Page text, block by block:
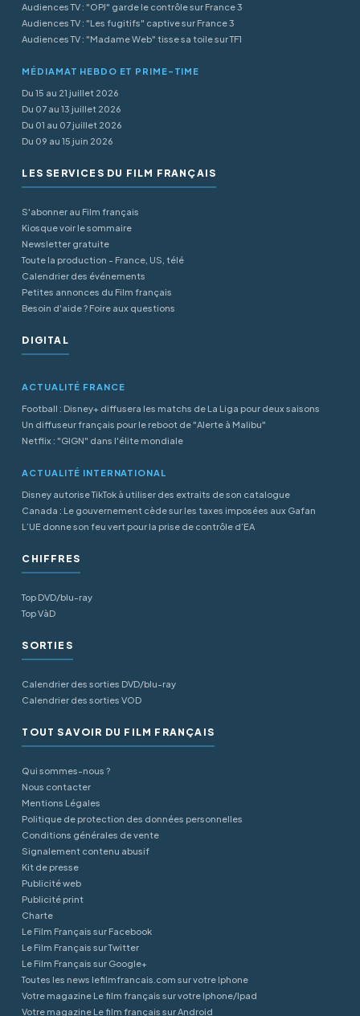
Audiences TV : "OPJ" garde le contrôle sur France 3
Audiences TV : "Les fugitifs" captive sur France 3
Audiences TV : "Madame Web" tisse sa toile sur TF1
MÉDIAMAT HEBDO ET PRIME-TIME
Du 15 au 21 juillet 2026
Du 07 au 13 juillet 2026
Du 01 au 07 juillet 2026
Du 09 au 15 juin 2026
LES SERVICES DU FILM FRANÇAIS
S'abonner au Film français
Kiosque voir le sommaire
Newsletter gratuite
Toute la production - France, US, télé
Calendrier des événements
Petites annonces du Film français
Besoin d'aide ? Foire aux questions
DIGITAL
ACTUALITÉ FRANCE
Football : Disney+ diffusera les matchs de La Liga pour deux saisons
Un diffuseur français pour le reboot de "Alerte à Malibu"
Netflix : "GIGN" dans l'élite mondiale
ACTUALITÉ INTERNATIONAL
Disney autorise TikTok à utiliser des extraits de son catalogue
Canada : Le gouvernement cède sur les taxes imposées aux Gafan
L’UE donne son feu vert pour la prise de contrôle d’EA
CHIFFRES
Top DVD/blu-ray
Top VàD
SORTIES
Calendrier des sorties DVD/blu-ray
Calendrier des sorties VOD
TOUT SAVOIR DU FILM FRANÇAIS
Qui sommes-nous ?
Nous contacter
Mentions Légales
Politique de protection des données personnelles
Conditions générales de vente
Signalement contenu abusif
Kit de presse
Publicité web
Publicité print
Charte
Le Film Français sur Facebook
Le Film Français sur Twitter
Le Film Français sur Google+
Toutes les news lefilmfrancais.com sur votre Iphone
Votre magazine Le film français sur votre Iphone/Ipad
Votre magazine Le film français sur Android